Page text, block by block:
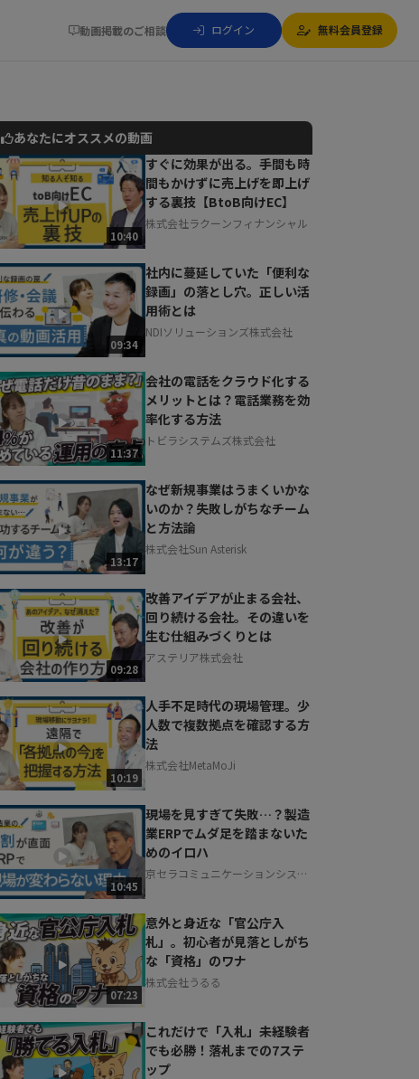
動画掲載のご相談 ログイン 無料会員登録
動画でご紹介しているサービスについて
お気軽にご相談・ご質問いただけます！
30秒でお申し込み可能
相談を希望する 無料
あなたにオススメの動画
10:40
すぐに効果が出る。手間も時
間もかけずに売上げを即上げ
する裏技【BtoB向けEC】
株式会社ラクーンフィナンシャル
09:34
社内に蔓延していた「便利な
録画」の落とし穴。正しい活
用術とは
NDIソリューションズ株式会社
11:37
会社の電話をクラウド化する
メリットとは？電話業務を効
率化する方法
トビラシステムズ株式会社
13:17
なぜ新規事業はうまくいかな
いのか？失敗しがちなチーム
と方法論
株式会社Sun Asterisk
09:28
改善アイデアが止まる会社、
回り続ける会社。その違いを
生む仕組みづくりとは
アステリア株式会社
10:19
人手不足時代の現場管理。少
人数で複数拠点を確認する方
法
株式会社MetaMoJi
10:45
現場を見すぎて失敗…？製造
業ERPでムダ足を踏まないた
めのイロハ
京セラコミュニケーションシステ
07:23
意外と身近な「官公庁入
札」。初心者が見落としがち
な「資格」のワナ
株式会社うるる
これだけで「入札」未経験者
でも必勝！落札までの7ステ
ップ